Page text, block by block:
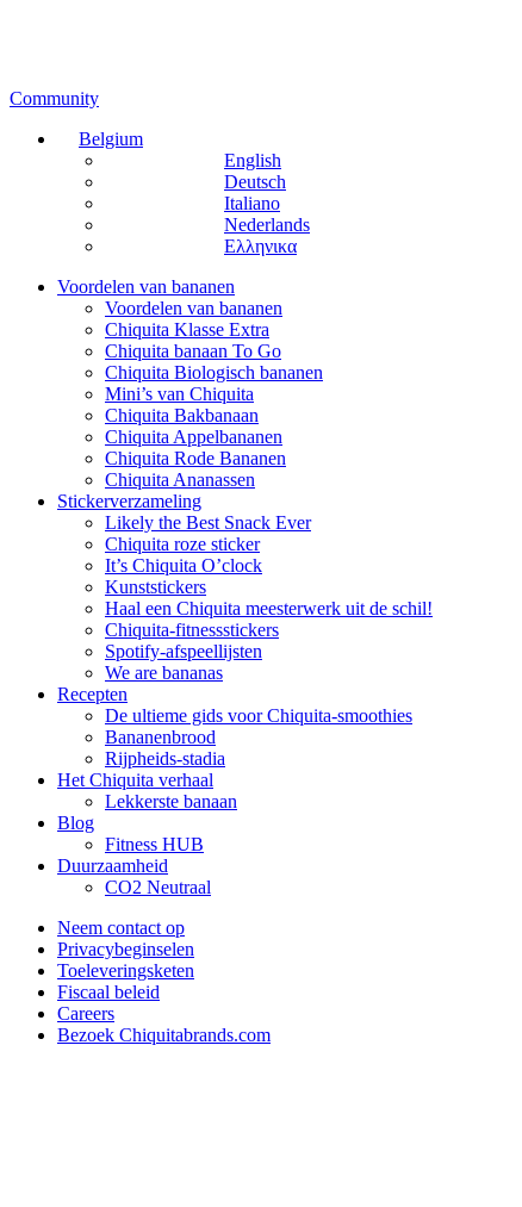
Community
Belgium
English
Deutsch
Italiano
Nederlands
Ελληνικα
Voordelen van bananen
Voordelen van bananen
Chiquita Klasse Extra
Chiquita banaan To Go
Chiquita Biologisch bananen
Mini’s van Chiquita
Chiquita Bakbanaan
Chiquita Appelbananen
Chiquita Rode Bananen
Chiquita Ananassen
Stickerverzameling
Likely the Best Snack Ever
Chiquita roze sticker
It’s Chiquita O’clock
Kunststickers
Haal een Chiquita meesterwerk uit de schil!
Chiquita-fitnessstickers
Spotify-afspeellijsten
We are bananas
Recepten
De ultieme gids voor Chiquita-smoothies
Bananenbrood
Rijpheids-stadia
Het Chiquita verhaal
Lekkerste banaan
Blog
Fitness HUB
Duurzaamheid
CO2 Neutraal
Neem contact op
Privacybeginselen
Toeleveringsketen
Fiscaal beleid
Careers
Bezoek Chiquitabrands.com